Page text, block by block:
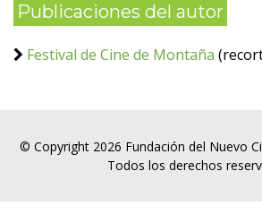
Publicaciones del autor
Festival de Cine de Montaña
© Copyright 2026 Fundación del Nuevo
Todos los derechos